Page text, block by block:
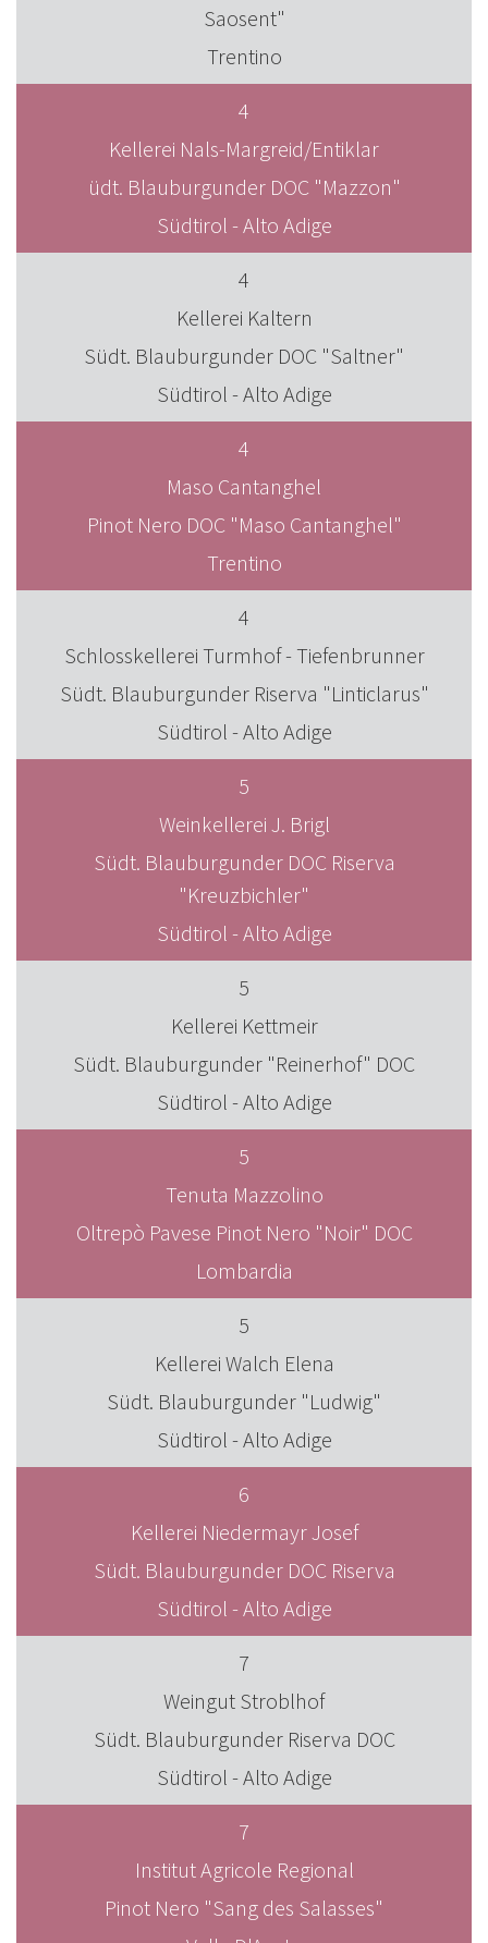
Saosent"
Trentino
4
Kellerei Nals-Margreid/Entiklar
üdt. Blauburgunder DOC "Mazzon"
Südtirol - Alto Adige
4
Kellerei Kaltern
Südt. Blauburgunder DOC "Saltner"
Südtirol - Alto Adige
4
Maso Cantanghel
Pinot Nero DOC "Maso Cantanghel"
Trentino
4
Schlosskellerei Turmhof - Tiefenbrunner
Südt. Blauburgunder Riserva "Linticlarus"
Südtirol - Alto Adige
5
Weinkellerei J. Brigl
Südt. Blauburgunder DOC Riserva
"Kreuzbichler"
Südtirol - Alto Adige
5
Kellerei Kettmeir
Südt. Blauburgunder "Reinerhof" DOC
Südtirol - Alto Adige
5
Tenuta Mazzolino
Oltrepò Pavese Pinot Nero "Noir" DOC
Lombardia
5
Kellerei Walch Elena
Südt. Blauburgunder "Ludwig"
Südtirol - Alto Adige
6
Kellerei Niedermayr Josef
Südt. Blauburgunder DOC Riserva
Südtirol - Alto Adige
7
Weingut Stroblhof
Südt. Blauburgunder Riserva DOC
Südtirol - Alto Adige
7
Institut Agricole Regional
Pinot Nero "Sang des Salasses"